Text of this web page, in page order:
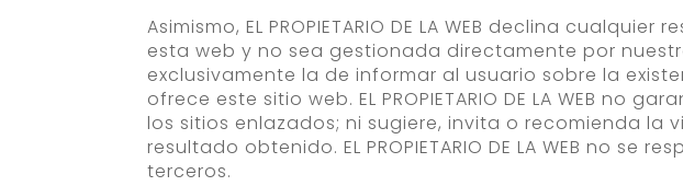
Asimismo, EL PROPIETARIO DE LA WEB declina
esta web y no sea gestionada directamente por
exclusivamente la de informar al usuario sobre la
ofrece este sitio web. EL PROPIETARIO DE LA WEB
los sitios enlazados; ni sugiere, invita o recomienda la
resultado obtenido. EL PROPIETARIO DE LA WEB no
terceros.